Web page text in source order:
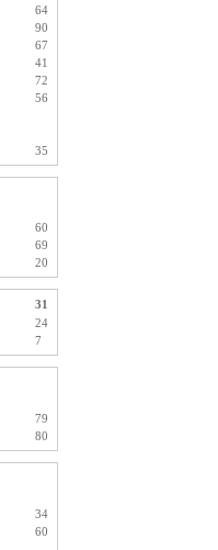
64
90
67
41
72
56
35
60
69
20
31
24
7
79
80
34
60